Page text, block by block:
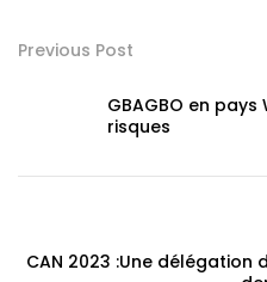
Previous Post
GBAGBO en
risques
CAN 2023 :Une délégation